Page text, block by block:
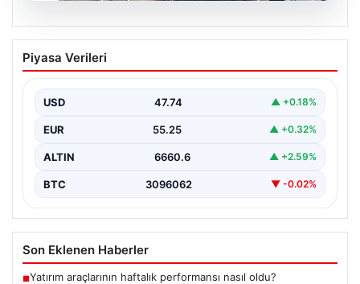
Menderes Belediye Başkanı İlkay Çiçek
ve Çok Sayıda Kişi Tutuklandı
soruşturma kapsamında, Belediye Başkanı İlkay Çiçek
ve…
Piyasa Verileri
USD 47.74 ▲ +0.18%
EUR 55.25 ▲ +0.32%
ALTIN 6660.6 ▲ +2.59%
BTC 3096062 ▼ -0.02%
Son Eklenen Haberler
■Yatırım araçlarının haftalık performansı nasıl oldu?